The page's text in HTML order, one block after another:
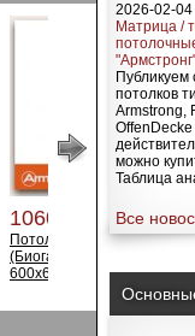
1060.00 р
Потолочная плита
(Биогард) Plain Board
600x600x12
2026-02-04
Матрица /
Публикуем
потолков
Armstrong,
можно
Таблица
Все